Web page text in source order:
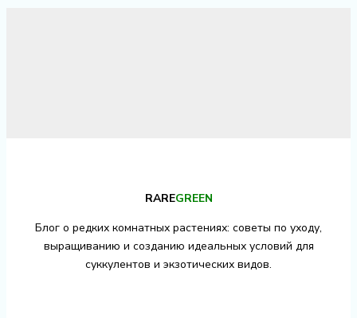
RAREGREEN
Блог о редких комнатных растениях: советы по уходу,
выращиванию и созданию идеальных условий для
суккулентов и экзотических видов.